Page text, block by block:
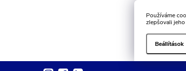
Používáme
zlepšovali
Beállítások